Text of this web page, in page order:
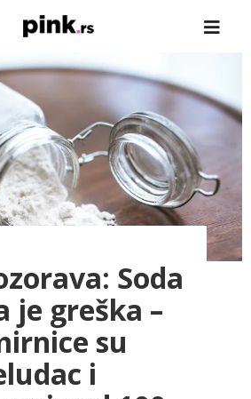
Soda
je greška –
su
i